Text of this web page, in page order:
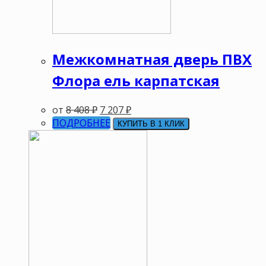
Межкомнатная дверь ПВХ
Флора ель карпатская
от 8 408₽ 7 207₽
ПОДРОБНЕЕ
КУПИТЬ В 1 КЛИК